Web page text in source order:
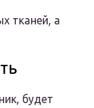
тканей, а
будет